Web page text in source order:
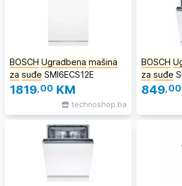
BOSCH Ugradbena mašina
za suđe SMI6ECS12E
1819,00 KM
technoshop.ba
BOSCH
za suđe
849,00